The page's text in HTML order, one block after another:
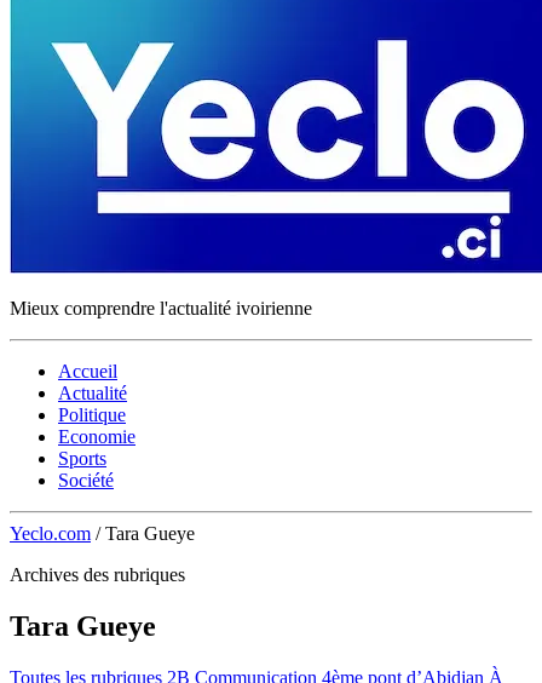
Mieux comprendre l'actualité ivoirienne
Accueil
Actualité
Politique
Economie
Sports
Société
Yeclo.com / Tara Gueye
Archives des rubriques
Tara Gueye
Toutes les rubriques 2B Communication 4ème pont d’Abidjan À